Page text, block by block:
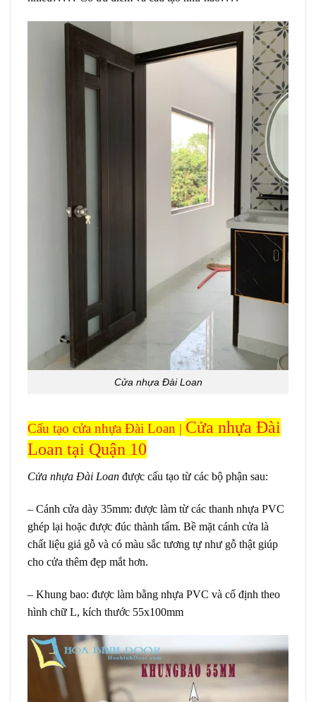
Cửa nhựa Đài Loan
Cấu tạo cửa nhựa Đài Loan | Cửa nhựa Đài
Loan tại Quận 10
Cửa nhựa Đài Loan được cấu tạo từ các bộ phận sau:
– Cánh cửa dày 35mm: được làm từ các thanh nhựa PVC
ghép lại hoặc được đúc thành tấm. Bề mặt cánh cửa là
chất liệu giả gỗ và có màu sắc tương tự như gỗ thật giúp
cho cửa thêm đẹp mắt hơn.
– Khung bao: được làm bằng nhựa PVC và cố định theo
hình chữ L, kích thước 55x100mm